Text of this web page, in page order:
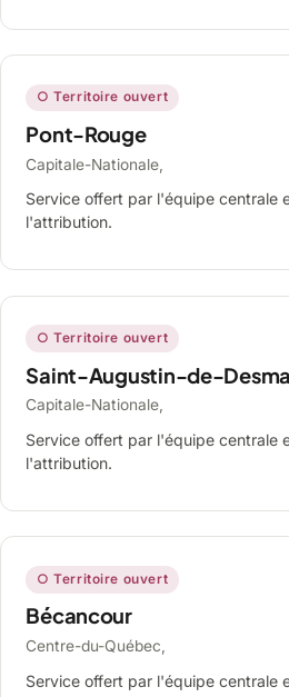
○ Territoire ouvert
Pont-Rouge
Capitale-Nationale,
Service offert par l'équipe centrale
l'attribution.
○ Territoire ouvert
Saint-Augustin-de-
Capitale-Nationale,
Service offert par l'équipe centrale
l'attribution.
○ Territoire ouvert
Bécancour
Centre-du-Québec,
Service offert par l'équipe centrale